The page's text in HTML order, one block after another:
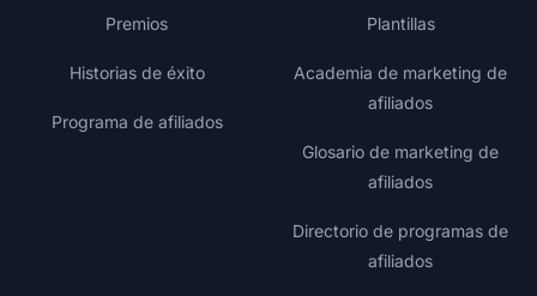
Premios
Historias de éxito
Programa de afiliados
Plantillas
Academia de marketing de
afiliados
Glosario de marketing de
afiliados
Directorio de programas de
afiliados